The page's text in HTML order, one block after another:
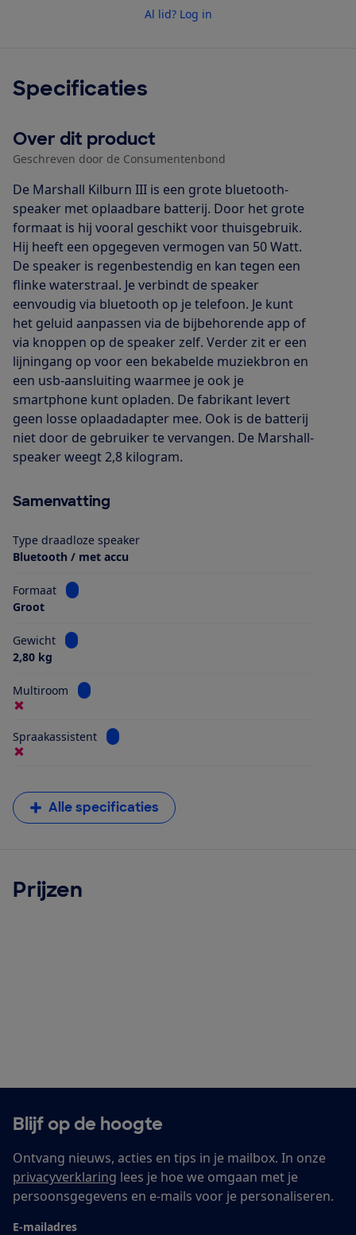
Al lid? Log in
Specificaties
Over dit product
Geschreven door de Consumentenbond
De Marshall Kilburn III is een grote bluetooth-
speaker met oplaadbare batterij. Door het grote
formaat is hij vooral geschikt voor thuisgebruik.
Hij heeft een opgegeven vermogen van 50 Watt.
De speaker is regenbestendig en kan tegen een
flinke waterstraal. Je verbindt de speaker
eenvoudig via bluetooth op je telefoon. Je kunt
het geluid aanpassen via de bijbehorende app of
via knoppen op de speaker zelf. Verder zit er een
lijningang op voor een bekabelde muziekbron en
een usb-aansluiting waarmee je ook je
smartphone kunt opladen. De fabrikant levert
geen losse oplaadadapter mee. Ook is de batterij
niet door de gebruiker te vervangen. De Marshall-
speaker weegt 2,8 kilogram.
Samenvatting
Type draadloze speaker
Bluetooth / met accu
Formaat
Bekijk informatie voor Formaat
Groot
Gewicht
Bekijk informatie voor Gewicht
2,80 kg
Multiroom Bekijk informatie voor Multiroom
Spraakassistent Bekijk informatie voor Spraakassistent
Alle specificaties
Prijzen
Blijf op de hoogte
Ontvang nieuws, acties en tips in je mailbox. In onze
privacyverklaring lees je hoe we omgaan met je
persoonsgegevens en e-mails voor je personaliseren.
E-mailadres